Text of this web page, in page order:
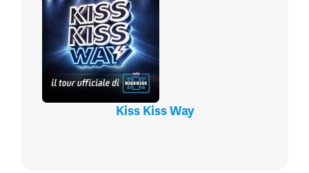
Kiss Kiss Way